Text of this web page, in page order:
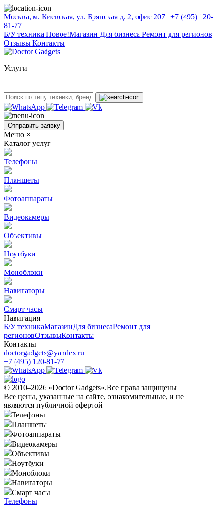
Москва, м. Киевская, ул. Брянская д. 2, офис 207 | +7 (495) 120-
81-77
Б/У техникa Новое!Магазин Для бизнеса Ремонт для регионов
Отзывы Контакты
Услуги
Отправить заявку
Меню ×
Каталог услуг
Телефоны
Планшеты
Фотоаппараты
Видеокамеры
Объективы
Ноутбуки
Моноблоки
Навигаторы
Смарт часы
Навигация
Б/У техникaМагазинДля бизнесаРемонт для
регионовОтзывыКонтакты
Контакты
doctorgadgets@yandex.ru
+7 (495) 120-81-77
© 2010–2026 «Doctor Gadgets».Все права защищены
Все цены, указанные на сайте, ознакомительные, и не
являются публичной офертой
Телефоны
Планшеты
Фотоаппараты
Видеокамеры
Объективы
Ноутбуки
Моноблоки
Навигаторы
Смарт часы
Телефоны